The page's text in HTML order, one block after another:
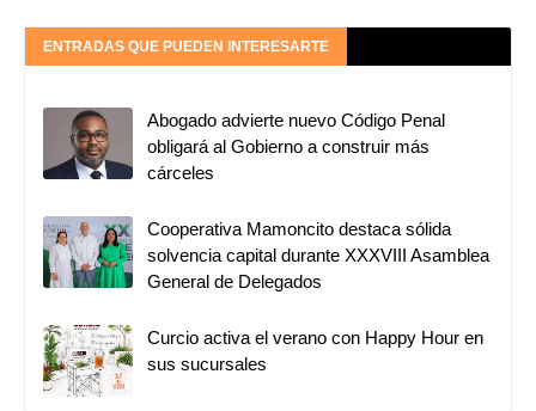
ENTRADAS QUE PUEDEN INTERESARTE
Abogado advierte nuevo Código Penal
obligará al Gobierno a construir más
cárceles
Cooperativa Mamoncito destaca sólida
solvencia capital durante XXXVIII Asamblea
General de Delegados
Curcio activa el verano con Happy Hour en
sus sucursales